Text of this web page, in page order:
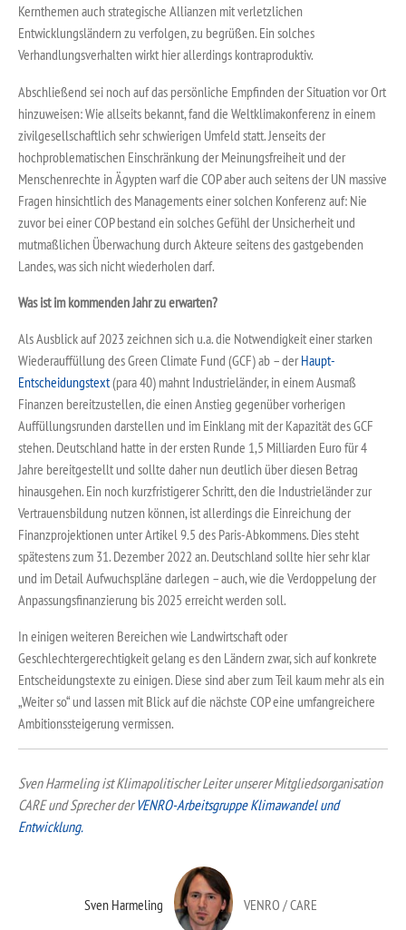
Kernthemen auch strategische Allianzen mit verletzlichen
Entwicklungsländern zu verfolgen, zu begrüßen. Ein solches
Verhandlungsverhalten wirkt hier allerdings kontraproduktiv.
Abschließend sei noch auf das persönliche Empfinden der Situation vor Ort
hinzuweisen: Wie allseits bekannt, fand die Weltklimakonferenz in einem
zivilgesellschaftlich sehr schwierigen Umfeld statt. Jenseits der
hochproblematischen Einschränkung der Meinungsfreiheit und der
Menschenrechte in Ägypten warf die COP aber auch seitens der UN massive
Fragen hinsichtlich des Managements einer solchen Konferenz auf: Nie
zuvor bei einer COP bestand ein solches Gefühl der Unsicherheit und
mutmaßlichen Überwachung durch Akteure seitens des gastgebenden
Landes, was sich nicht wiederholen darf.
Was ist im kommenden Jahr zu erwarten?
Als Ausblick auf 2023 zeichnen sich u.a. die Notwendigkeit einer starken
Wiederauffüllung des Green Climate Fund (GCF) ab – derHaupt-
Entscheidungstext(para 40) mahnt Industrieländer, in einem Ausmaß
Finanzen bereitzustellen, die einen Anstieg gegenüber vorherigen
Auffüllungsrunden darstellen und im Einklang mit der Kapazität des GCF
stehen. Deutschland hatte in der ersten Runde 1,5 Milliarden Euro für 4
Jahre bereitgestellt und sollte daher nun deutlich über diesen Betrag
hinausgehen. Ein noch kurzfristigerer Schritt, den die Industrieländer zur
Vertrauensbildung nutzen können, ist allerdings die Einreichung der
Finanzprojektionen unter Artikel 9.5 des Paris-Abkommens. Dies steht
spätestens zum 31. Dezember 2022 an. Deutschland sollte hier sehr klar
und im Detail Aufwuchspläne darlegen – auch, wie die Verdoppelung der
Anpassungsfinanzierung bis 2025 erreicht werden soll.
In einigen weiteren Bereichen wie Landwirtschaft oder
Geschlechtergerechtigkeit gelang es den Ländern zwar, sich auf konkrete
Entscheidungstexte zu einigen. Diese sind aber zum Teil kaum mehr als ein
„Weiter so“ und lassen mit Blick auf die nächste COP eine umfangreichere
Ambitionssteigerung vermissen.
Sven Harmeling ist Klimapolitischer Leiter unserer Mitgliedsorganisation
CARE und Sprecher derVENRO-Arbeitsgruppe Klimawandel und
Entwicklung.
Sven Harmeling VENRO / CARE